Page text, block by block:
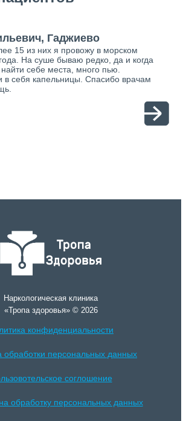
Гаджиево
15 из них я провожу в морском
На суше бываю редко, да и когда
себе места, много пью.
в себя капельницы. Спасибо врачам
Наркологическая клиника
«Тропа здоровья» © 2026
конфиденциальности
обработки персональных данных
соглошение
обработку персональных данных